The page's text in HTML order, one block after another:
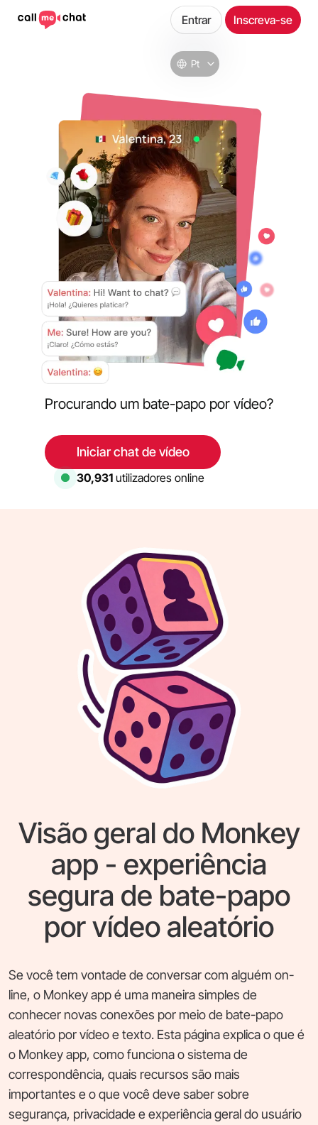
Pt
Entrar Inscreva-se
Procurando um bate-papo por vídeo?
Iniciar chat de vídeo
31,775utilizadores online
Visão geral do Monkey
app - experiência
segura de bate-papo
por vídeo aleatório
Se você tem vontade de conversar com alguém on-
line, o Monkey app é uma maneira simples de
conhecer novas conexões por meio de bate-papo
aleatório por vídeo e texto. Esta página explica o que é
o Monkey app, como funciona o sistema de
correspondência, quais recursos são mais
importantes e o que você deve saber sobre
segurança, privacidade e experiência geral do usuário